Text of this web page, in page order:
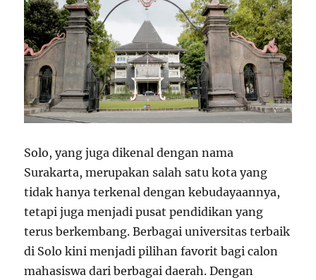
Solo, yang juga dikenal dengan nama
Surakarta, merupakan salah satu kota yang
tidak hanya terkenal dengan kebudayaannya,
tetapi juga menjadi pusat pendidikan yang
terus berkembang. Berbagai universitas terbaik
di Solo kini menjadi pilihan favorit bagi calon
mahasiswa dari berbagai daerah. Dengan